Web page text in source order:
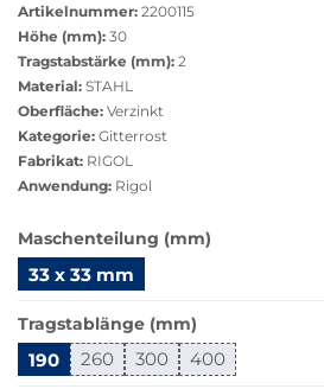
anzeigen
Artikelnummer: 2200115
Höhe (mm): 30
Tragstabstärke (mm): 2
Material: STAHL
Oberfläche: Verzinkt
Kategorie: Gitterrost
Fabrikat: RIGOL
Anwendung: Rigol
Produkt
ist
in
dieser
Variante
nicht
Maschenteilung (mm)
33 x 33 mm
Tragstablänge (mm)
190 260 300 400